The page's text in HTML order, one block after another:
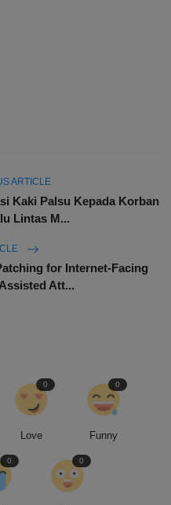
ARTICLE
Kaki Palsu Kepada Korban
Lintas M...
for Internet-Facing
Att...
Love
0
Funny
0
0 0